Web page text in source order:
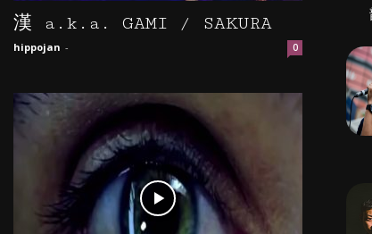
漢 a.k.a. GAMI / SAKURA
hippojan - 0